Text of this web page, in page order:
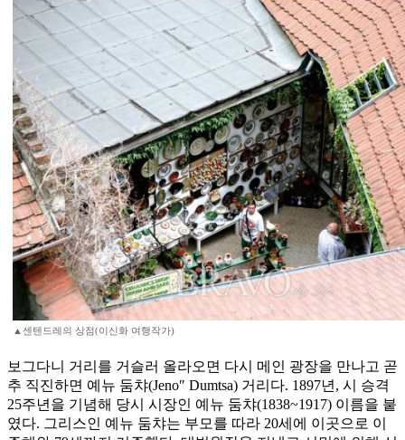
▲센텐드레의 상점(이신화 여행작가)
보그다니 거리를 거슬러 올라오면 다시 메인 광장을 만나고 곧
추 직진하면 예뉴 둠챠(Jeno″ Dumtsa) 거리다. 1897년, 시 승격
25주년을 기념해 당시 시장인 예뉴 둠챠(1838~1917) 이름을 붙
였다. 그리스인 예뉴 둠챠는 부모를 따라 20세에 이곳으로 이